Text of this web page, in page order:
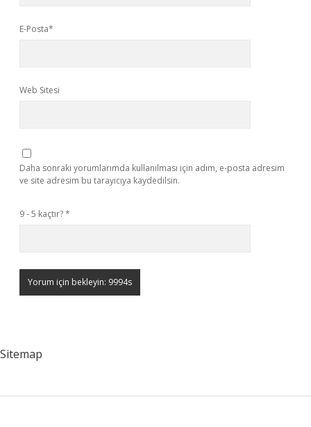
E-Posta*
Web Sitesi
Daha sonraki yorumlarımda kullanılması için adım, e-posta adresim
ve site adresim bu tarayıcıya kaydedilsin.
9 - 5 kaçtır?*
Sitemap